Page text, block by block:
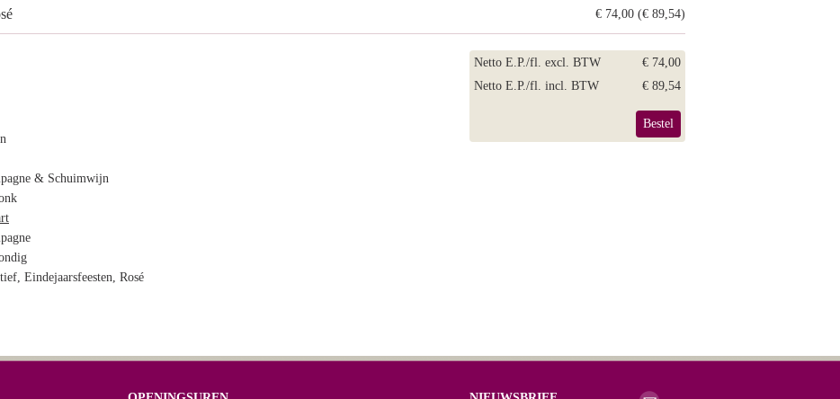
€ 74,00 (€ 89,54)
& Schuimwijn
Eindejaarsfeesten, Rosé
Netto E.P./fl. excl. BTW
€ 74,00
Netto E.P./fl. incl. BTW
€ 89,54
Bestel